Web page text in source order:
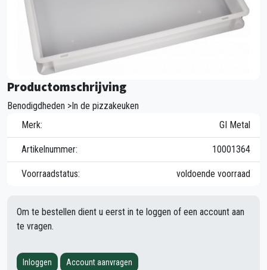
Productomschrijving
Benodigdheden >In de pizzakeuken
Merk:
GI Metal
Artikelnummer: 10001364
Voorraadstatus: voldoende voorraad
Om te bestellen dient u eerst in te loggen of een account aan
te vragen.
Inloggen Account aanvragen